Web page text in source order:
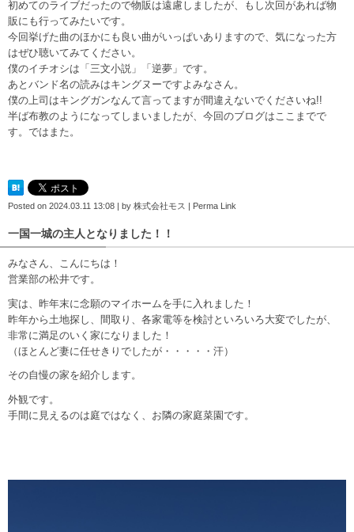
初めてのライブだったので物販は遠慮しましたが、もし次回があれば物
販にも行ってみたいです。
今回挙げた曲のほかにも良い曲がいっぱいありますので、気になった方
はぜひ聴いてみてください。
僕のイチオシは「三文小説」「逆夢」です。
あとバンド名の読みはキングヌーですよみなさん。
僕の上司はキングガンなんて言ってますが間違えないでくださいね!!
半ば布教のようになってしまいましたが、今回のブログはここまでで
す。ではまた。
Posted on 2024.03.11 13:08 by 株式会社モス Perma Link
一国一城の主人となりました！！
みなさん、こんにちは！
営業部の松井です。
実は、昨年末に念願のマイホームを手に入れました！
昨年から土地探し、間取り、各家電等を検討といろいろ大変でしたが、
非常に満足のいく家になりました！
（ほとんど妻に任せきりでしたが・・・・・汗）
その自慢の家を紹介します。
外観です。
手間に見えるのは庭ではなく、お隣の家庭菜園です。